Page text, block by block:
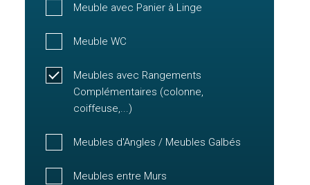
Meuble avec Panier à Linge
Meuble WC
Meubles avec Rangements
Complémentaires (colonne,
coiffeuse,...)
Meubles d'Angles / Meubles Galbés
Meubles entre Murs